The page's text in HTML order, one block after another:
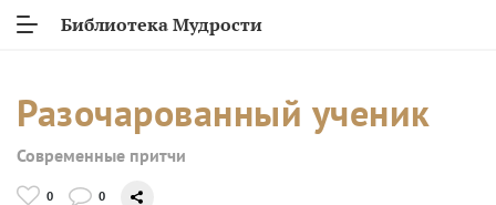
Библиотека Мудрости
Разочарованный ученик
Современные притчи
0 0